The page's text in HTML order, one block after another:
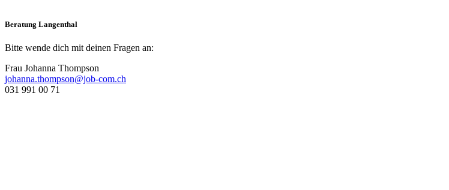
Beratung Langenthal
Bitte wende dich mit deinen Fragen an:
Frau Johanna Thompson
johanna.thompson@job-com.ch
031 991 00 71